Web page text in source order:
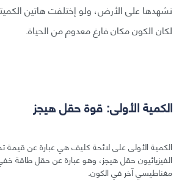
نشهدها على الأرض، ولو إختلفت هاتين
لكان الكون مكان فارغ معدوم من الحياة.
الكمية الأولى: قوة حقل هيجز
الكمية الأولى على لائحة كليف هي عبارة عن قيمة
الفيزيائيون حقل هيجز، وهو عبارة عن حقل طاقة
مغناطيسي آخر في الكون.